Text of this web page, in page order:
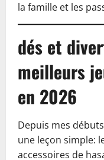
la famille et les
dés et
meilleurs
en 2026
Depuis mes
une leçon simple:
accessoires de